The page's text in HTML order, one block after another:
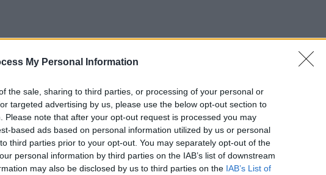
My Personal Information
the sale, sharing to third parties, or processing of your personal or
targeted advertising by us, please use the below opt-out section to
Please note that after your opt-out request is processed you may
based ads based on personal information utilized by us or personal
third parties prior to your opt-out. You may separately opt-out of the
personal information by third parties on the IAB’s list of downstream
may also be disclosed by us to third parties on the IAB’s List of